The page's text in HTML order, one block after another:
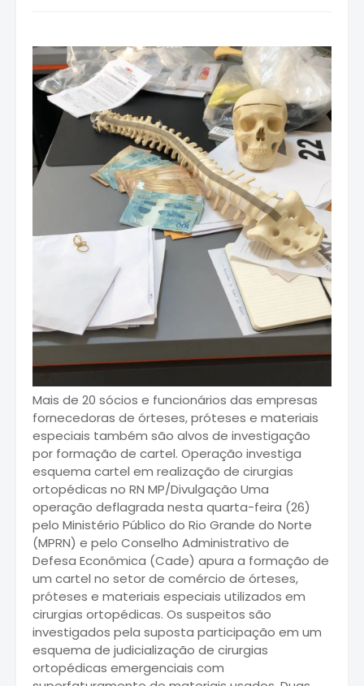
Mais de 20 sócios e funcionários das empresas
fornecedoras de órteses, próteses e materiais
especiais também são alvos de investigação
por formação de cartel. Operação investiga
esquema cartel em realização de cirurgias
ortopédicas no RN MP/Divulgação Uma
operação deflagrada nesta quarta-feira (26)
pelo Ministério Público do Rio Grande do Norte
(MPRN) e pelo Conselho Administrativo de
Defesa Econômica (Cade) apura a formação de
um cartel no setor de comércio de órteses,
próteses e materiais especiais utilizados em
cirurgias ortopédicas. Os suspeitos são
investigados pela suposta participação em um
esquema de judicialização de cirurgias
ortopédicas emergenciais com